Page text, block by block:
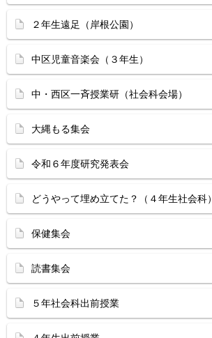
２年生遠足（岸根公園）
中区児童音楽会（３年生）
中・西区一斉授業研（社会科会場）
大縄もる集会
令和６年度研究発表会
どうやって埋め立てた？（４年生社会科）
保健集会
読書集会
５年社会科出前授業